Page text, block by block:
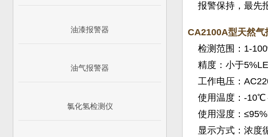
油漆报警器
油气报警器
氯化氢检测仪
报警保持，最先
CA2100A型天然气
检测范围：1-
精度：小于
工作电压：
使用温度：-10℃
使用湿度：
显示方式：浓度